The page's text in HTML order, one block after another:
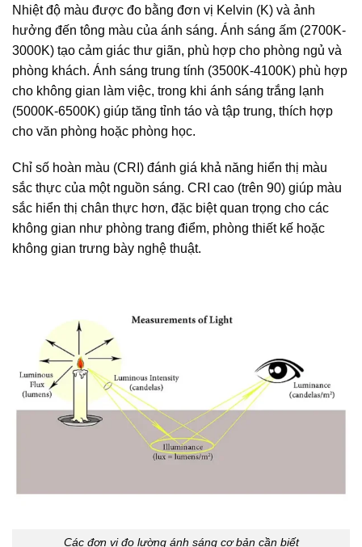
Nhiệt độ màu được đo bằng đơn vị Kelvin (K) và ảnh
hưởng đến tông màu của ánh sáng. Ánh sáng ấm (2700K-
3000K) tạo cảm giác thư giãn, phù hợp cho phòng ngủ và
phòng khách. Ánh sáng trung tính (3500K-4100K) phù hợp
cho không gian làm việc, trong khi ánh sáng trắng lạnh
(5000K-6500K) giúp tăng tỉnh táo và tập trung, thích hợp
cho văn phòng hoặc phòng học.
Chỉ số hoàn màu (CRI) đánh giá khả năng hiển thị màu
sắc thực của một nguồn sáng. CRI cao (trên 90) giúp màu
sắc hiển thị chân thực hơn, đặc biệt quan trọng cho các
không gian như phòng trang điểm, phòng thiết kế hoặc
không gian trưng bày nghệ thuật.
Các đơn vị đo lường ánh sáng cơ bản cần biết